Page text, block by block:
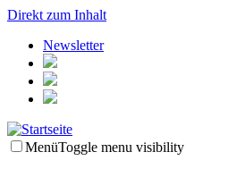
Direkt zum Inhalt
Newsletter
MenüToggle menu visibility